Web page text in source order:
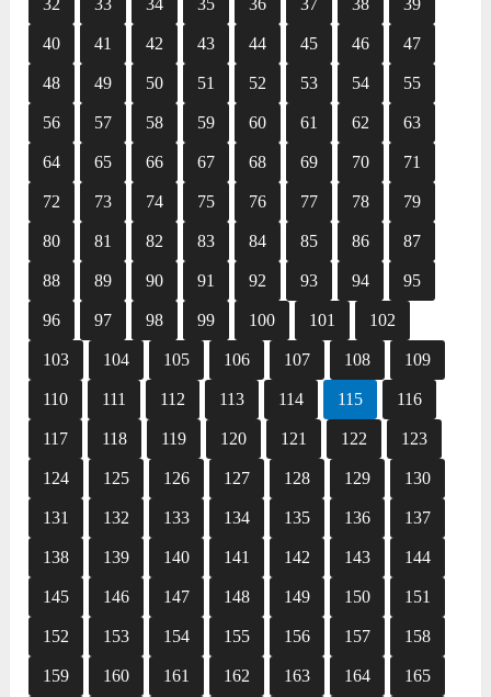
32 33 34 35 36 37 38 39
40 41 42 43 44 45 46 47
48 49 50 51 52 53 54 55
56 57 58 59 60 61 62 63
64 65 66 67 68 69 70 71
72 73 74 75 76 77 78 79
80 81 82 83 84 85 86 87
88 89 90 91 92 93 94 95
96 97 98 99 100 101 102
103 104 105 106 107 108 109
110 111 112 113 114 115 116
117 118 119 120 121 122 123
124 125 126 127 128 129 130
131 132 133 134 135 136 137
138 139 140 141 142 143 144
145 146 147 148 149 150 151
152 153 154 155 156 157 158
159 160 161 162 163 164 165